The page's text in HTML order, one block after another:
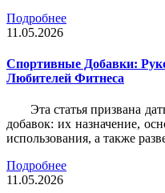
Подробнее
11.05.2026
Спортивные Добавки:
Любителей Фитнеса
Эта статья призвана
добавок: их назначение,
использования, а также
Подробнее
11.05.2026